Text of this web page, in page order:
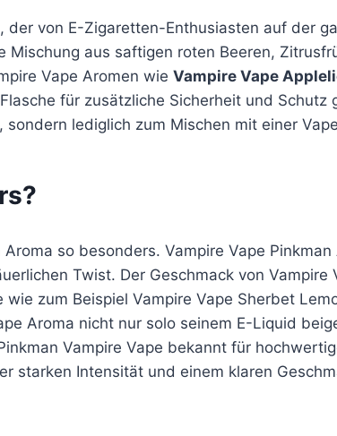
von E-Zigaretten-Enthusiasten auf der
aus saftigen roten Beeren,
Vape Aromen wie Vampire Vape
für zusätzliche Sicherheit und Schutz
lediglich zum Mischen mit einer
so besonders. Vampire Vape Pinkman
Twist. Der Geschmack von Vampire
zum Beispiel Vampire Vape Sherbet
Aroma nicht nur solo seinem E-Liquid
Vampire Vape bekannt für
starken Intensität und einem klaren